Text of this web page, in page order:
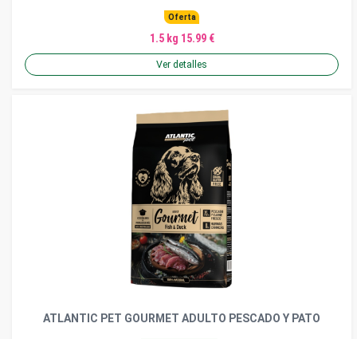
Oferta
1.5 kg 15.99 €
Ver detalles
ATLANTIC PET GOURMET ADULTO PESCADO Y PATO